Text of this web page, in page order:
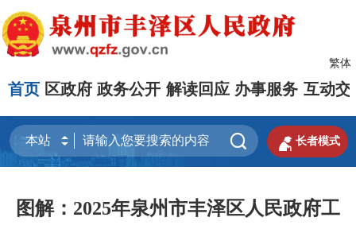
繁体
首页 区政府 政务公开 解读回应 办事服务 互动交
  长者模式
图解：2025年泉州市丰泽区人民政府工